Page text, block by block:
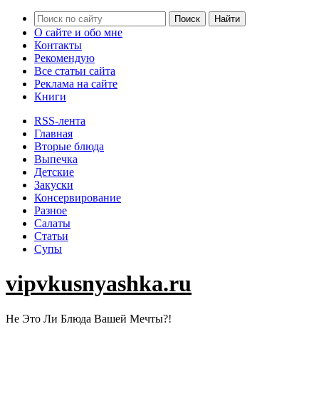
О сайте и обо мне
Контакты
Рекомендую
Все статьи сайта
Реклама на сайте
Книги
RSS-лента
Главная
Вторые блюда
Выпечка
Детские
Закуски
Консервирование
Разное
Салаты
Статьи
Супы
vipvkusnyashka.ru
Не Это Ли Блюда Вашей Мечты?!